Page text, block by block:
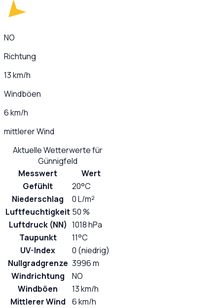
NO
Richtung
13 km/h
Windböen
6 km/h
mittlerer Wind
Aktuelle Wetterwerte für
Günnigfeld
Messwert
Wert
Gefühlt
20°C
Niederschlag
0 L/m²
Luftfeuchtigkeit 50 %
Luftdruck (NN) 1018 hPa
Taupunkt
11°C
UV-Index
0 (niedrig)
Nullgradgrenze 3996 m
Windrichtung
NO
Windböen
13 km/h
Mittlerer Wind
6 km/h